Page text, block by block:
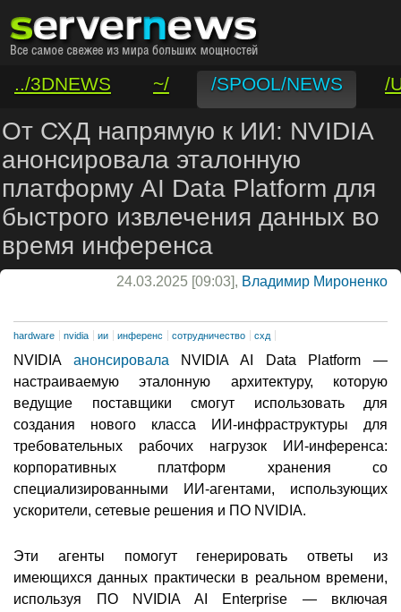
../3DNEWS ~/ /SPOOL/NEWS
/
/VAR/CONTACT
От СХД напрямую к ИИ: NVIDIA
анонсировала эталонную
платформу AI Data Platform для
быстрого извлечения данных во
время инференса
24.03.2025 [09:03], Владимир Мироненко
hardware nvidia ии инференс сотрудничество схд
NVIDIA анонсировала NVIDIA AI Data Platform —
настраиваемую эталонную архитектуру, которую
ведущие поставщики смогут использовать для
создания нового класса ИИ-инфраструктуры для
требовательных рабочих нагрузок ИИ-инференса:
корпоративных платформ хранения со
специализированными ИИ-агентами, использующих
ускорители, сетевые решения и ПО NVIDIA.
Эти агенты помогут генерировать ответы из
имеющихся данных практически в реальном времени,
используя ПО NVIDIA AI Enterprise — включая